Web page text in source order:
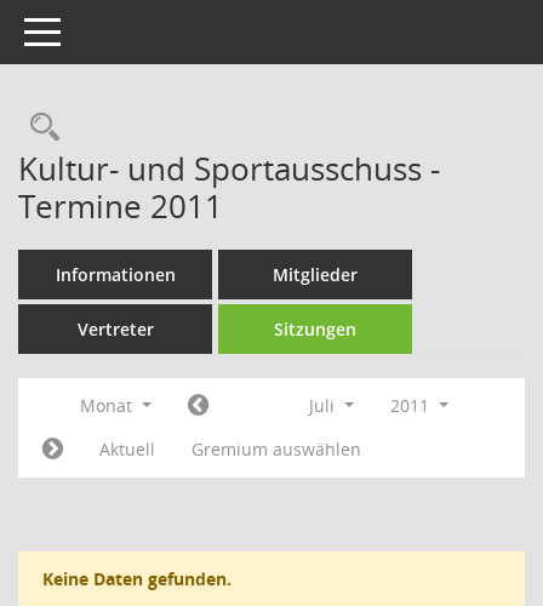
Toggle navigation
Rechercheauswahl
Kultur- und Sportausschuss -
Termine 2011
Informationen Mitglieder
Vertreter Sitzungen
Monat Juli
2011
Aktuell
Gremium auswählen
Keine Daten gefunden.